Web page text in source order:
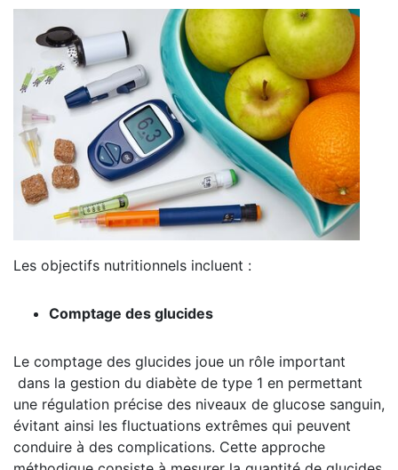
Les objectifs nutritionnels incluent :
Comptage des glucides
Le comptage des glucides joue un rôle important
dans la gestion du diabète de type 1 en permettant
une régulation précise des niveaux de glucose sanguin,
évitant ainsi les fluctuations extrêmes qui peuvent
conduire à des complications. Cette approche